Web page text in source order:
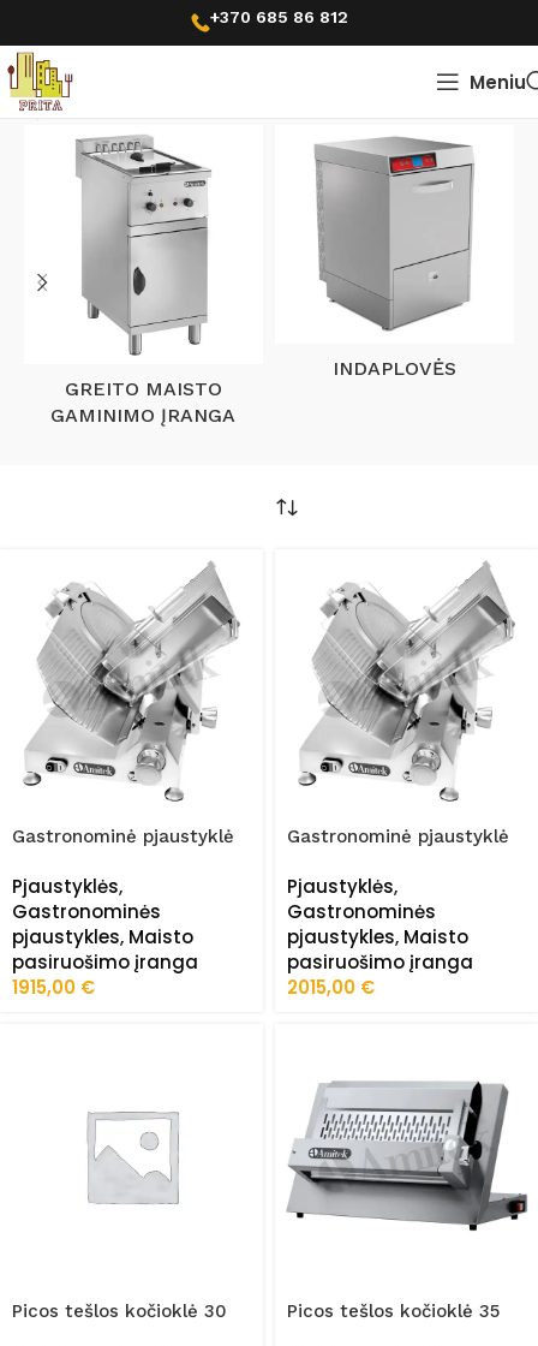
+370 685 86 812
Meniu
0,37kW
GREITO MAISTO
GAMINIMO ĮRANGA
INDAPLOVĖS
Gastronominė pjaustyklė
Pjaustyklės,
Gastronominės
pjaustykles, Maisto
pasiruošimo įranga
1915,00 €
Gastronominė pjaustyklė
Pjaustyklės,
Gastronominės
pjaustykles, Maisto
pasiruošimo įranga
2015,00 €
Picos tešlos kočioklė 30
Picos tešlos kočioklė 35